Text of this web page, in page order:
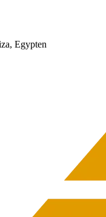
Egypten